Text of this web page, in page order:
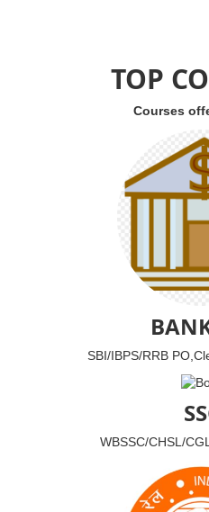
TOP
Courses
SBI/IBPS/RRB
WBSSC/CHSL/